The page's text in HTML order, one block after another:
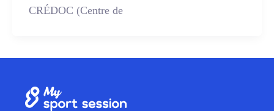
CRÉDOC (Centre de